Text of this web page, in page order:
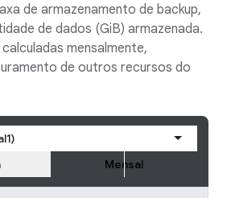
de armazenamento de backup,
de dados (GiB) armazenada.
mensalmente,
de outros recursos do
Mensal